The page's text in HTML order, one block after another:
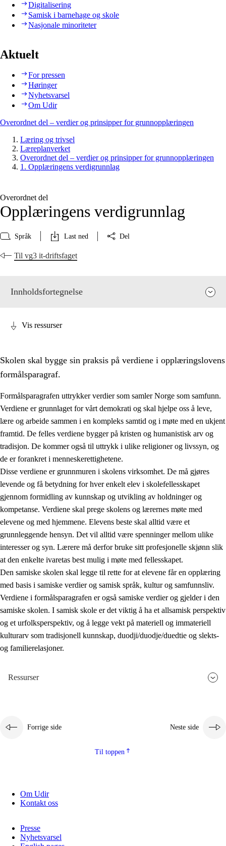
Digitalisering
Samisk i barnehage og skole
Nasjonale minoriteter
Aktuelt
For pressen
Høringer
Nyhetsvarsel
Om Udir
Overordnet del – verdier og prinsipper for grunnopplæringen
Læring og trivsel
Læreplanverket
Overordnet del – verdier og prinsipper for grunnopplæringen
1. Opplæringens verdigrunnlag
Overordnet del
Opplæringens verdigrunnlag
Språk Last ned Del
Til vg3 it-driftsfaget
Innholdsfortegnelse
1. Opplæringens verdigrunnlag
1.1 Menneskeverdet
1.2 Identitet og kulturelt mangfold
1.3 Kritisk tenkning og etisk bevissthet
1.4 Skaperglede, engasjement og utforskertrang
1.5 Respekt for naturen og miljøbevissthet
1.6 Demokrati og medvirkning
Vis ressurser
Skolen skal bygge sin praksis på verdiene i opplæringslovens
formålsparagraf.
Formålsparagrafen uttrykker verdier som samler Norge som samfunn.
Verdiene er grunnlaget for vårt demokrati og skal hjelpe oss å leve,
lære og arbeide sammen i en kompleks samtid og i møte med en ukjent
framtid. De felles verdiene bygger på kristen og humanistisk arv og
tradisjon. De kommer også til uttrykk i ulike religioner og livssyn, og
de er forankret i menneskerettighetene.
Disse verdiene er grunnmuren i skolens virksomhet. De må gjøres
levende og få betydning for hver enkelt elev i skolefellesskapet
gjennom formidling av kunnskap og utvikling av holdninger og
kompetanse. Verdiene skal prege skolens og lærernes møte med
elevene og med hjemmene. Elevens beste skal alltid være et
grunnleggende hensyn. Det vil alltid være spenninger mellom ulike
interesser og syn. Lærere må derfor bruke sitt profesjonelle skjønn slik
at den enkelte ivaretas best mulig i møte med fellesskapet.
Den samiske skolen skal legge til rette for at elevene får en opplæring
med basis i samiske verdier og samisk språk, kultur og samfunnsliv.
Verdiene i formålsparagrafen er også samiske verdier og gjelder i den
samiske skolen. I samisk skole er det viktig å ha et allsamisk perspektiv
og et urfolksperspektiv, og å legge vekt på materiell og immateriell
kulturarv som tradisjonell kunnskap, duodji/duodje/duedtie og slekts-
og familierelasjoner.
Ressurser
Forrige side Neste side
Til toppen
Om Udir
Kontakt oss
Presse
Nyhetsvarsel